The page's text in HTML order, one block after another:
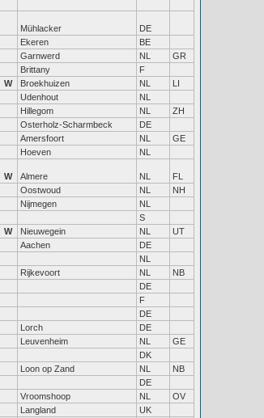
Mühlacker
DE
Ekeren
BE
Garnwerd NL
GR
Brittany
F
W Broekhuizen NL
LI
Udenhout
NL
Hillegom NL
ZH
Osterholz-Scharmbeck
DE
Amersfoort NL
GE
Hoeven NL
W Almere NL
FL
Oostwoud NL
NH
Nijmegen
NL
S
W Nieuwegein NL
UT
Aachen
DE
NL
Rijkevoort NL
NB
DE
F
DE
Lorch
DE
Leuvenheim NL
GE
DK
Loon op Zand NL
NB
DE
Vroomshoop NL
OV
Langland
UK